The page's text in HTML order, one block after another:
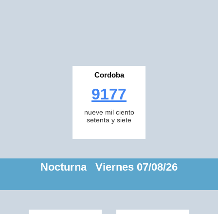
Cordoba
9177
nueve mil ciento
setenta y siete
Nocturna Viernes 07/08/26